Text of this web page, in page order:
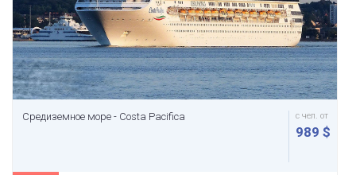
Средиземное море - Costa Pacifica с чел. от
989 $